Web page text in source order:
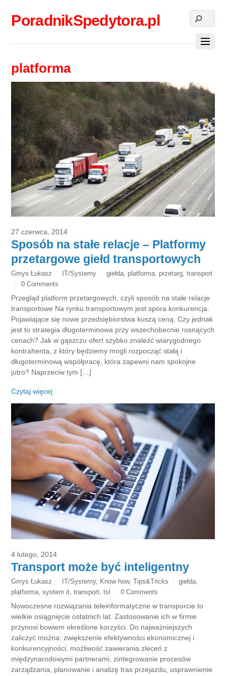
PoradnikSpedytora.pl
platforma
27 czerwca, 2014
Sposób na stałe relacje – Platformy
przetargowe giełd transportowych
Gmys Łukasz IT/Systemy giełda, platforma, przetarg, transport
0 Comments
Przegląd platform przetargowych, czyli sposób na stałe relacje
transportowe Na rynku transportowym jest spora konkurencja.
Pojawiające się nowe przedsiębiorstwa kuszą ceną. Czy jednak
jest to strategia długoterminowa przy wszechobecnie rosnących
cenach? Jak w gąszczu ofert szybko znaleźć wiarygodnego
kontrahenta, z który będziemy mogli rozpocząć stałą i
długoterminową współpracę, która zapewni nam spokojne
jutro? Naprzeciw tym […]
Czytaj więcej
4 lutego, 2014
Transport może być inteligentny
Gmys Łukasz IT/Systemy, Know how, Tips&Tricks giełda,
platforma ,system it ,transport ,tsl 0 Comments
Nowoczesne rozwiązania teleinformatyczne w transporcie to
wielkie osiągnięcie ostatnich lat. Zastosowanie ich w firmie
przynosi bowiem określone korzyści. Do najważniejszych
zaliczyć można: zwiększenie efektywności ekonomicznej i
konkurencyjności, możliwość zawierania zleceń z
międzynarodowymi partnerami, zintegrowanie procesów
zarządzania, planowanie i analizę tras przejazdu, usprawnienie